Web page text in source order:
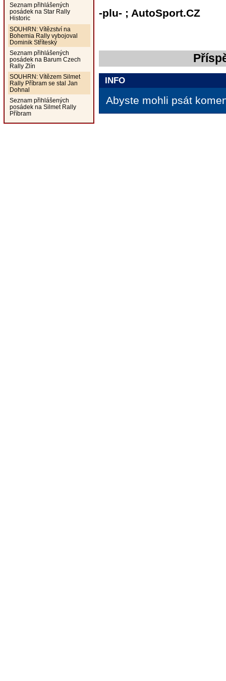
Seznam přihlášených
posádek na Star Rally
Historic
SOUHRN: Vítězství na
Bohemia Rally vybojoval
Dominik Stříteský
Seznam přihlášených
posádek na Barum Czech
Rally Zlín
SOUHRN: Vítězem Silmet
Rally Příbram se stal Jan
Dohnal
Seznam přihlášených
posádek na Silmet Rally
Příbram
-plu- ; AutoSport.CZ
INFO
Abyste mohli psát